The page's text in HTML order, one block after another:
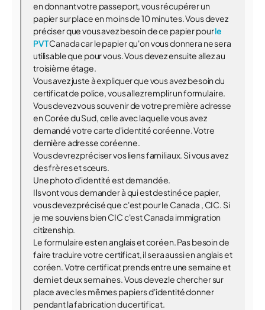
en donnant votre passeport, vous récupérer un
papier sur place en moins de 10 minutes. Vous devez
préciser que vous avez besoin de ce papier pourle
PVTCanada car le papier qu'on vous donnera ne sera
utilisable que pour vous. Vous devez ensuite allez au
troisième étage.
Vous avez juste à expliquer que vous avez besoin du
certificat de police, vous allez remplir un formulaire.
Vous devez vous souvenir de votre première adresse
en Corée du Sud, celle avec laquelle vous avez
demandé votre carte d'identité coréenne. Votre
dernière adresse coréenne.
Vous devrez préciser vos liens familiaux. Si vous avez
des frères et sœurs.
Une photo d'identité est demandée.
Ils vont vous demander à qui est destiné ce papier,
vous devez précisé que c'est pour le Canada , CIC. Si
je me souviens bien CIC c'est Canada immigration
citizenship.
Le formulaire est en anglais et coréen. Pas besoin de
faire traduire votre certificat, il sera aussi en anglais et
coréen. Votre certificat prends entre une semaine et
demi et deux semaines. Vous devez le chercher sur
place avec les mêmes papiers d'identité donner
pendant la fabrication du certificat.